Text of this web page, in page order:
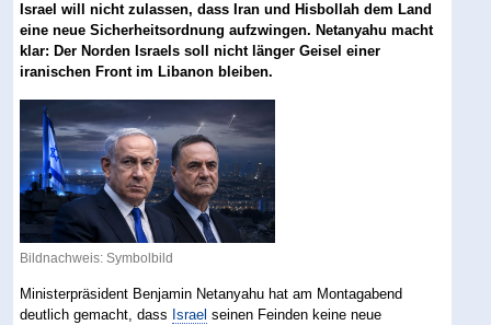
Israel will nicht zulassen, dass Iran und Hisbollah dem Land
eine neue Sicherheitsordnung aufzwingen. Netanyahu macht
klar: Der Norden Israels soll nicht länger Geisel einer
iranischen Front im Libanon bleiben.
Bildnachweis: Symbolbild
Ministerpräsident Benjamin Netanyahu hat am Montagabend
deutlich gemacht, dass Israel seinen Feinden keine neue